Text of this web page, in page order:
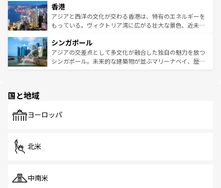
とつ。フォーやバインミー、ベトナムコーヒーなどは、ぜ
ひ現地で味わいたい。どの地域を訪れてもあたたかい人々
が旅行者を迎えてくれるので、きっと忘れられない旅にな
参照してほしい。
の活気が交差している。北部ではチェンマイなどの山岳地
帯で自然と触れ合い、南部ではプーケットやクラビの美し
いビーチでリゾート気分を楽しむことができる。タイ料理
激する。気候は一年中温暖で、どの季節にも異なる楽しみ
が待っている。親しみやすいタイの人々、仏教を中心とし
た文化、そして多様な観光資源が、訪れる旅人を魅了し続
香港
アジアと西洋の文化が交わる香港は、特有のエネルギーを
もっている。ヴィクトリア湾に広がる壮大な景色、近未来
み、どこを訪れても感動するはず。観光スポットが密集し
ており、効率よく見どころを回れるのも魅力。息をのむよ
うな絶景から文化的な体験まで、香港を存分に楽しみ尽く
シンガポール
アジアの交差点として多文化が融合した独自の魅力を放つ
シンガポール。未来的な建築物が並ぶマリーナベイ、歴史
で、ホーカーズは地元の風情を楽しめる外せないスポット
国と地域
ヨーロッパ
北米
中南米